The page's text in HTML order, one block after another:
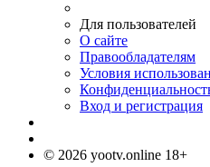
Для пользователей
О сайте
Правообладателям
Условия
Вход и регистрация
© 2026 yootv.online 18+